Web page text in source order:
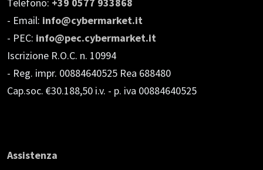
Telefono: +39 0577 933868
- Email: info@cybermarket.it
- PEC: info@pec.cybermarket.it
Iscrizione R.O.C. n. 10994
- Reg. impr. 00884640525 Rea 688480
Cap.soc. €30.188,50 i.v. - p. iva 00884640525
Assistenza